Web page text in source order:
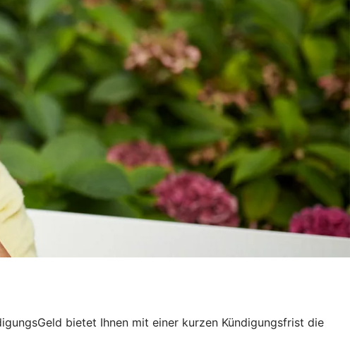
bietet Ihnen mit einer kurzen Kündigungsfrist die